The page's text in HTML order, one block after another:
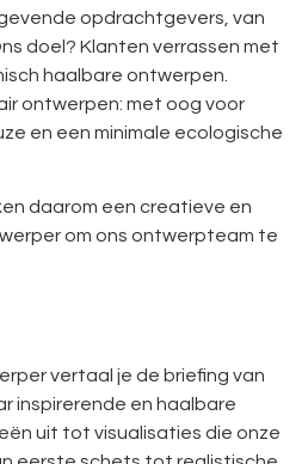
opdrachtgevers, van
doel? Klanten verrassen met
haalbare ontwerpen.
ontwerpen: met oog voor
en een minimale ecologische
daarom een creatieve en
om ons ontwerpteam te
vertaal je de briefing van
inspirerende en haalbare
uit tot visualisaties die onze